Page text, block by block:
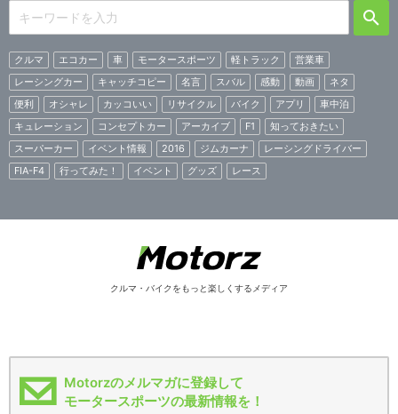
クルマ エコカー 車 モータースポーツ 軽トラック
営業車
レーシングカー
キャッチコピー 名言 スバル 感動 動画
ネタ
便利
オシャレ カッコいい リサイクル バイク アプリ
車中泊
キュレーション
コンセプトカー アーカイブ F1
知っておきたい
スーパーカー
イベント情報 2016 ジムカーナ
レーシングドライバー
FIA-F4
行ってみた！ イベント グッズ レース
クルマ・バイクをもっと楽しくするメディア
Motorzのメルマガに登録して
モータースポーツの最新情報を！